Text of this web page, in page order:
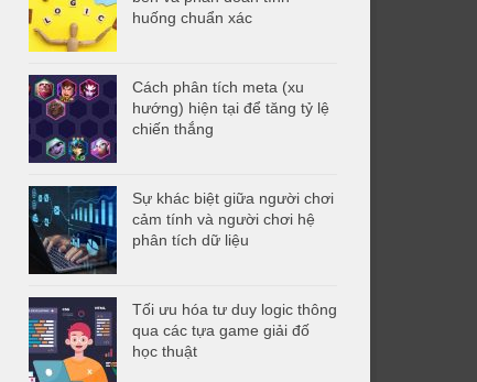
huống chuẩn xác
Cách phân tích meta (xu
hướng) hiện tại để tăng tỷ lệ
chiến thắng
Sự khác biệt giữa người chơi
cảm tính và người chơi hệ
phân tích dữ liệu
Tối ưu hóa tư duy logic thông
qua các tựa game giải đố
học thuật